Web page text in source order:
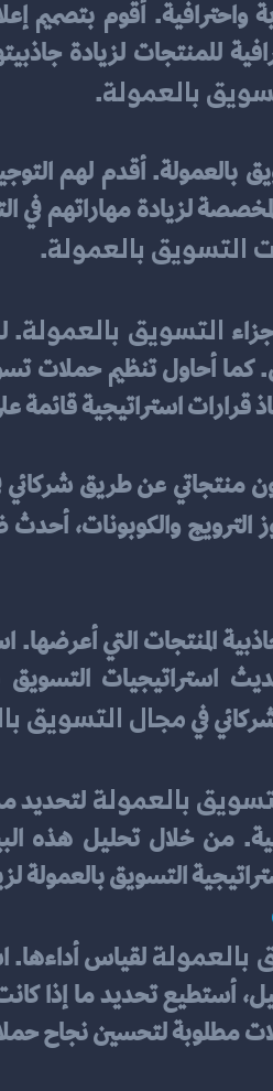
بالعمولة.
التسويق بالعمولة.
التسويق بالعمولة
قرارات استراتيجية
والكوبونات،
في مجال التسويق
بالعمولة
التسويق
بالعمولة
مطلوبة لتحسين نجاح